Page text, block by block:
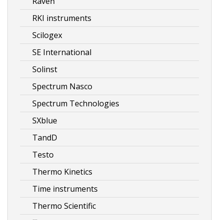
RKI instruments
Scilogex
SE International
Solinst
Spectrum Nasco
Spectrum Technologies
SXblue
TandD
Testo
Thermo Kinetics
Time instruments
Thermo Scientific